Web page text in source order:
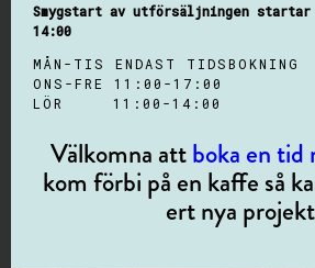
Smygstart av utförsäljningen
14:00
MÅN-TIS ENDAST TIDSBOKNING
ONS-FRE 11:00-17:00
LÖR 11:00-14:00
Välkomna attboka en tid
kom förbi på en kaffe så
ert nya